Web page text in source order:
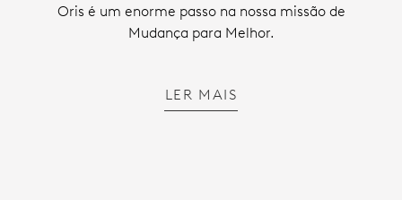
Oris é um enorme passo na nossa missão de
Mudança para Melhor.
LER MAIS